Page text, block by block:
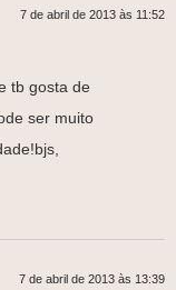
7 de abril de 2013 às 11:52
tb gosta de
ser muito
7 de abril de 2013 às 13:39